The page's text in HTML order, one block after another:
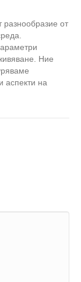
от
Ние
аспекти на